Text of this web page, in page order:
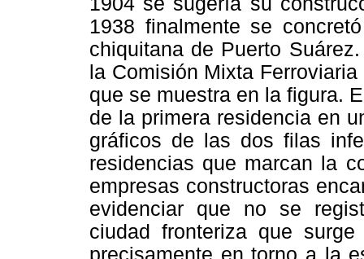
1938 finalmente se
chiquitana de Puerto
la Comisión Mixta
que se muestra en la figura.
de la primera residencia en
gráficos de las dos filas
residencias que marcan la
empresas constructoras
evidenciar que no se
ciudad fronteriza que